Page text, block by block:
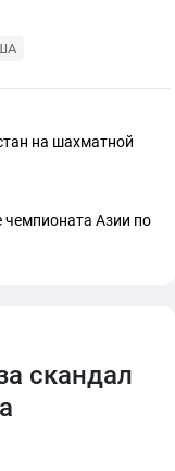
на шахматной
чемпионата Азии по
скандал